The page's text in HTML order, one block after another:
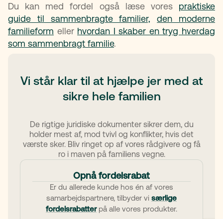
Du kan med fordel også læse vores praktiske
guide til sammenbragte familier,
den moderne
familieform eller hvordan I skaber en tryg hverdag
som sammenbragt familie.
Vi står klar til at hjælpe jer med at
sikre hele familien
De rigtige juridiske dokumenter sikrer dem, du
holder mest af, mod tvivl og konflikter, hvis det
værste sker. Bliv ringet op af vores rådgivere og få
ro i maven på familiens vegne.
Opnå fordelsrabat
Er du allerede kunde hos én af vores
samarbejdspartnere, tilbyder vi særlige
fordelsrabatterpå alle vores produkter.